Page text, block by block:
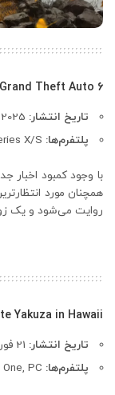
Grand Theft Auto 6
تاریخ انتشار:
پلتفرم‌ها:
با وجود کمبود اخبار
روایت می‌شود و یک
Yakuza in Hawaii
تاریخ انتشار:
پلتفرم‌ها: